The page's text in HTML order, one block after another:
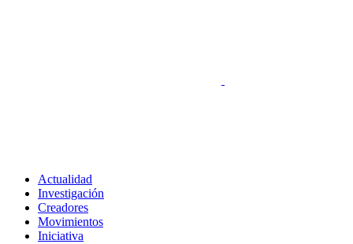
Actualidad
Investigación
Creadores
Movimientos
Iniciativa